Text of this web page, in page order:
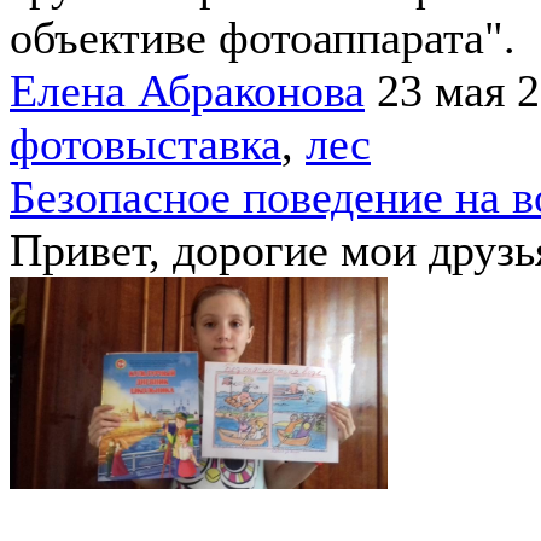
объективе фотоаппарата".
Елена Абраконова 23 мая
фотовыставка, лес
Безопасное поведение на
Привет, дорогие мои